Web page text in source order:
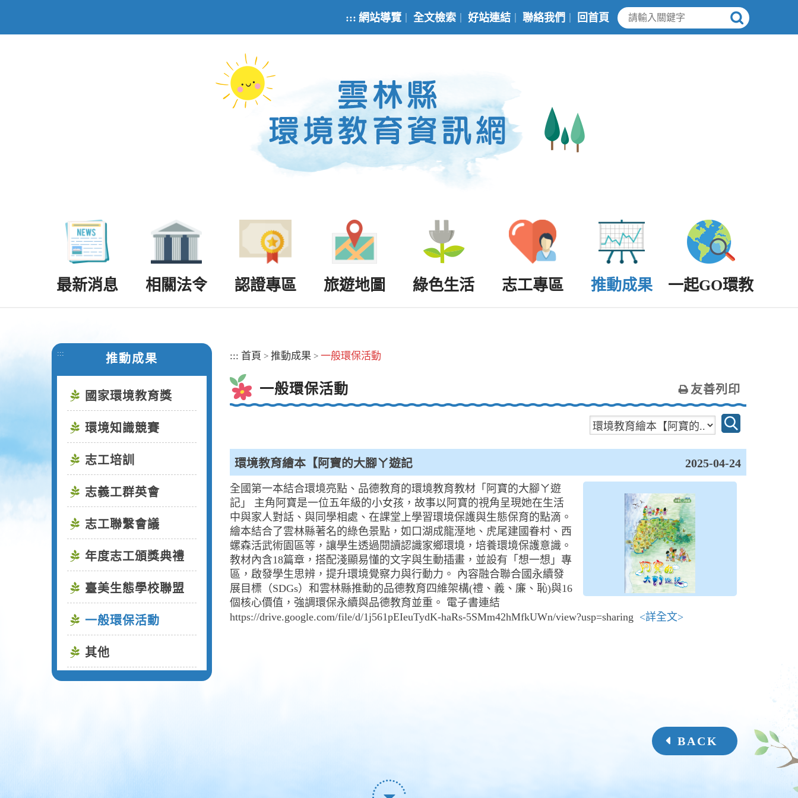
::: 網站導覽 全文檢索 好站連結 聯絡我們 回首頁
最新消息 相關法令 認證專區 旅遊地圖 綠色生活 志工專區 推動成果 一起GO環教
::: 推動成果
國家環境教育獎
環境知識競賽
志工培訓
志義工群英會
志工聯繫會議
年度志工頒獎典禮
臺美生態學校聯盟
一般環保活動
其他
::: 首頁 > 推動成果 > 一般環保活動
一般環保活動 友善列印
環境教育繪本【阿寶的大腳ㄚ遊記 2025-04-24
全國第一本結合環境亮點、品德教育的環境教育教材「阿寶的大腳ㄚ遊
記」 主角阿寶是一位五年級的小女孩，故事以阿寶的視角呈現她在生活
中與家人對話、與同學相處、在課堂上學習環境保護與生態保育的點滴。
繪本結合了雲林縣著名的綠色景點，如口湖成龍溼地、虎尾建國眷村、西
螺森活武術園區等，讓學生透過閱讀認識家鄉環境，培養環境保護意識。
教材內含18篇章，搭配淺顯易懂的文字與生動插畫，並設有「想一想」專
區，啟發學生思辨，提升環境覺察力與行動力。 內容融合聯合國永續發
展目標（SDGs）和雲林縣推動的品德教育四維架構(禮、義、廉、恥)與16
個核心價值，強調環保永續與品德教育並重。 電子書連結
https://drive.google.com/file/d/1j561pEIeuTydK-haRs-5SMm42hMfkUWn/view?usp=sharing <詳全文>
BACK